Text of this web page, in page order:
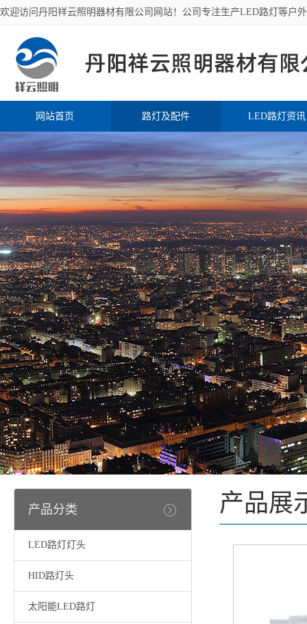
欢迎访问丹阳祥云照明器材有限公司网站！公司专注生产LED路灯等户
网站首页 路灯及配件 LED路灯资讯
产品分类
LED路灯灯头
HID路灯头
太阳能LED路灯
产品展